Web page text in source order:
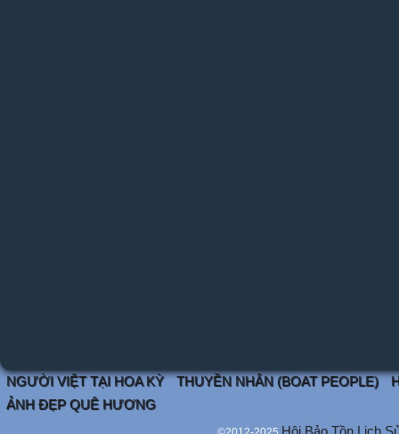
NGƯỜI VIỆT TẠI HOA KỲ THUYỀN NHÂN (BOAT PEOPLE)
ẢNH ĐẸP QUÊ HƯƠNG
Hội Bảo Tồn Lịch